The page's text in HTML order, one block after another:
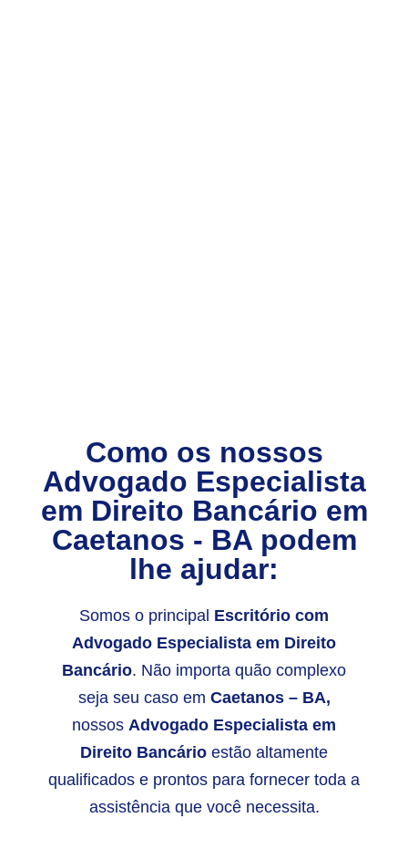
Como os nossos
Advogado Especialista
em Direito Bancário em
Caetanos - BA podem
lhe ajudar:
Somos o principal Escritório com
Advogado Especialista em Direito
Bancário. Não importa quão complexo
seja seu caso em Caetanos – BA,
nossos Advogado Especialista em
Direito Bancário estão altamente
qualificados e prontos para fornecer toda a
assistência que você necessita.